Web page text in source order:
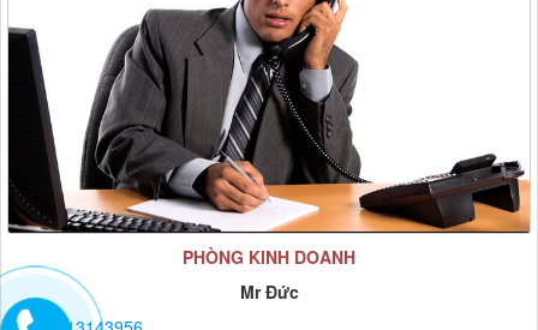
PHÒNG KINH DOANH
Mr Đức